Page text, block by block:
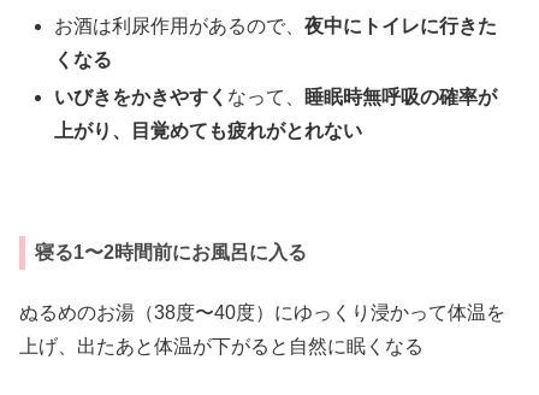
お酒は利尿作用があるので、夜中にトイレに行きた
くなる
いびきをかきやすく なって、
睡眠時無呼吸の確率が
上がり、目覚めても疲れがとれない
寝る1〜2時間前にお風呂に入る
ぬるめのお湯（38度〜40度）にゆっくり浸かって体温を
上げ、出たあと体温が下がると自然に眠くなる